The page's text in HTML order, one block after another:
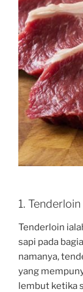
1. Tenderloin
Tenderloin
sapi pada
namanya,
yang
lembut ketika